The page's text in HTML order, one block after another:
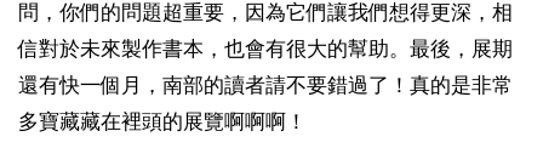
問，你們的問題超重要，因為它們讓我們想得更深，相
信對於未來製作書本，也會有很大的幫助。最後，展期
還有快一個月，南部的讀者請不要錯過了！真的是非常
多寶藏藏在裡頭的展覽啊啊啊！